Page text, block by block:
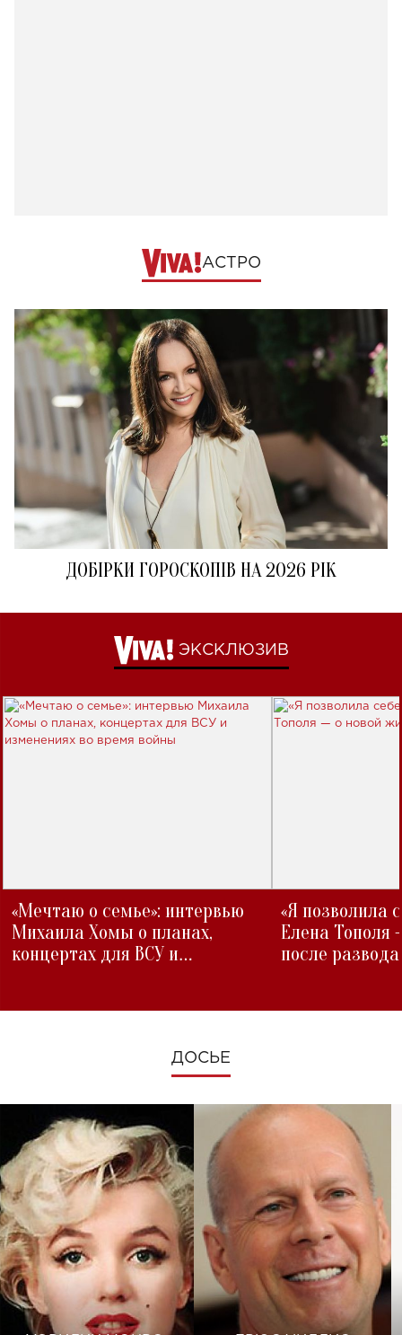
АСТРО
ДОБІРКИ ГОРОСКОПІВ НА 2026 РІК
ЭКСКЛЮЗИВ
«Мечтаю о семье»: интервью
Михаила Хомы о планах,
концертах для ВСУ и
«Я позволила
Елена Тополя
после развода
ДОСЬЕ